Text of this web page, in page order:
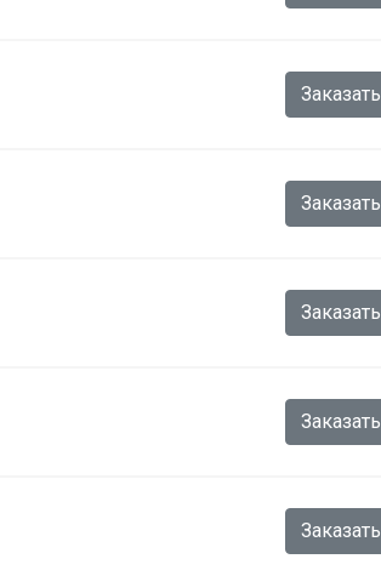
Заказать
Заказать
Заказать
Заказать
Заказать